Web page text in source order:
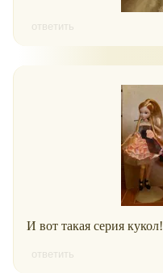
ответить
И вот такая серия кукол!
ответить